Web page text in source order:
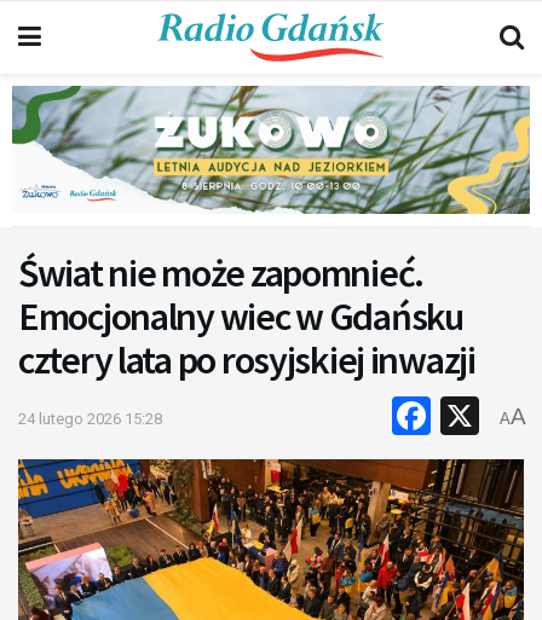
Świat nie może zapomnieć.
Emocjonalny wiec w Gdańsku
cztery lata po rosyjskiej inwazji
24 lutego 2026 15:28 X
AA